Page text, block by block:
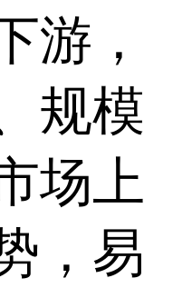
游，
规模
场上
，易